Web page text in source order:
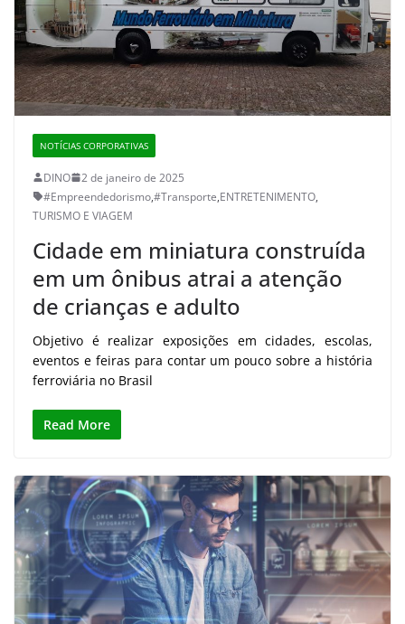
NOTÍCIAS CORPORATIVAS
DINO
2 de janeiro de 2025
#Empreendedorismo,#Transporte,ENTRETENIMENTO,
TURISMO E VIAGEM
Cidade em miniatura construída
em um ônibus atrai a atenção
de crianças e adulto
Objetivo é realizar exposições em cidades, escolas,
eventos e feiras para contar um pouco sobre a história
ferroviária no Brasil
Read More